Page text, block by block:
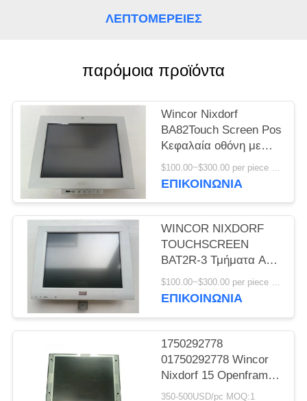
ΖΗΤΉΣΤΕ
SITEMAP
PRIVACY
POLICY
ΛΕΠΤΟΜΈΡΕΙΕΣ
παρόμοια προϊόντα
Wincor Nixdorf
BA82Touch Screen Pos
Κεφαλαία οθόνη με
υψηλής ποιότητας
$100.00~$300.00 per piece MOQ:1
ΕΠΙΚΟΙΝΩΝΊΑ
WINCOR NIXDORF
TOUCHSCREEN
BAT2R-3 Τμήματα ΑΤΜ
με οθόνη οθόνης
$100.00~$300.00 per piece MOQ:1
ΕΠΙΚΟΙΝΩΝΊΑ
1750292778
01750292778 Wincor
Nixdorf 15 Openframe
High Bright Display
350-500USD/pc MOQ:1